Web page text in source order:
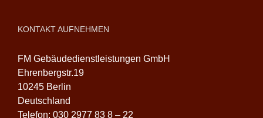
KONTAKT AUFNEHMEN
FM Gebäudedienstleistungen GmbH
Ehrenbergstr.19
10245 Berlin
Deutschland
Telefon: 030 2977 83 8 – 22